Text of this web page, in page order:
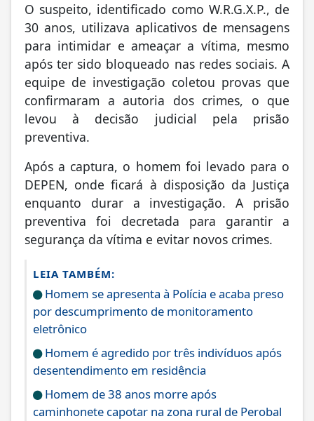
O suspeito, identificado como W.R.G.X.P., de
30 anos, utilizava aplicativos de mensagens
para intimidar e ameaçar a vítima, mesmo
após ter sido bloqueado nas redes sociais. A
equipe de investigação coletou provas que
confirmaram a autoria dos crimes, o que
levou à decisão judicial pela prisão
preventiva.
Após a captura, o homem foi levado para o
DEPEN, onde ficará à disposição da Justiça
enquanto durar a investigação. A prisão
preventiva foi decretada para garantir a
segurança da vítima e evitar novos crimes.
LEIA TAMBÉM:
Homem se apresenta à Polícia e acaba preso
por descumprimento de monitoramento
eletrônico
Homem é agredido por três indivíduos após
desentendimento em residência
Homem de 38 anos morre após
caminhonete capotar na zona rural de Perobal